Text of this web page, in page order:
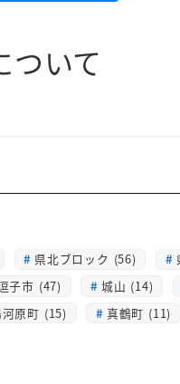
ついて
県北ブロック (56)
子市 (47) 城山 (14)
原町 (15) 真鶴町 (11)